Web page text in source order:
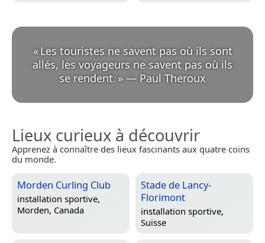
«Les touristes ne savent pas où ils sont
allés, les voyageurs ne savent pas où ils
se rendent. » — Paul Theroux
Lieux curieux à découvrir
Apprenez à connaître des lieux fascinants aux quatre coins
du monde.
Morden Curling Club
installation sportive,
Morden, Canada
Stade de Lancy-
Florimont
installation sportive,
Suisse